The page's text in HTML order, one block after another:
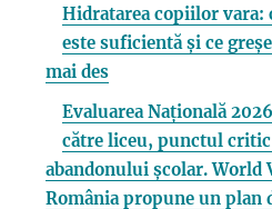
Hidratarea copiilor vara:
este suficientă și ce
mai des
Evaluarea Națională
către liceu, punctul critic
abandonului școlar. World
România propune un plan